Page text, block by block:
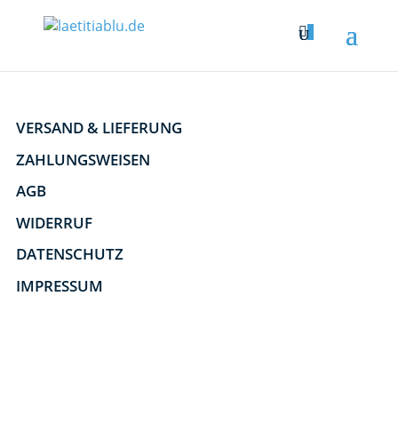
0
VERSAND & LIEFERUNG
ZAHLUNGSWEISEN
AGB
WIDERRUF
DATENSCHUTZ
IMPRESSUM